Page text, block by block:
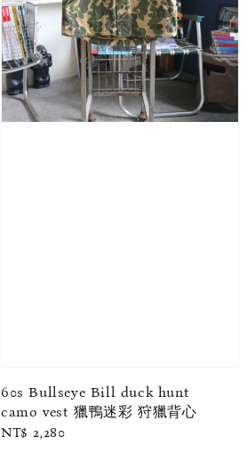
60s Bullseye Bill duck hunt
camo vest 獵鴨迷彩 狩獵背心
Regular
NT$ 2,280